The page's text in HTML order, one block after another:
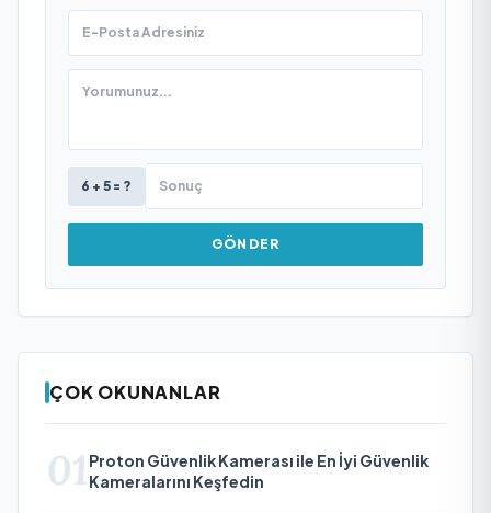
6 + 5 = ?
GÖNDER
ÇOK OKUNANLAR
01 Proton Güvenlik Kamerası ile En İyi Güvenlik
Kameralarını Keşfedin